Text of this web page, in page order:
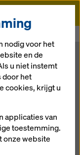
meer snelheid
nodig voor het
en de
u niet instemt
door het
cookies, krijgt u
applicaties van
toestemming.
onze website